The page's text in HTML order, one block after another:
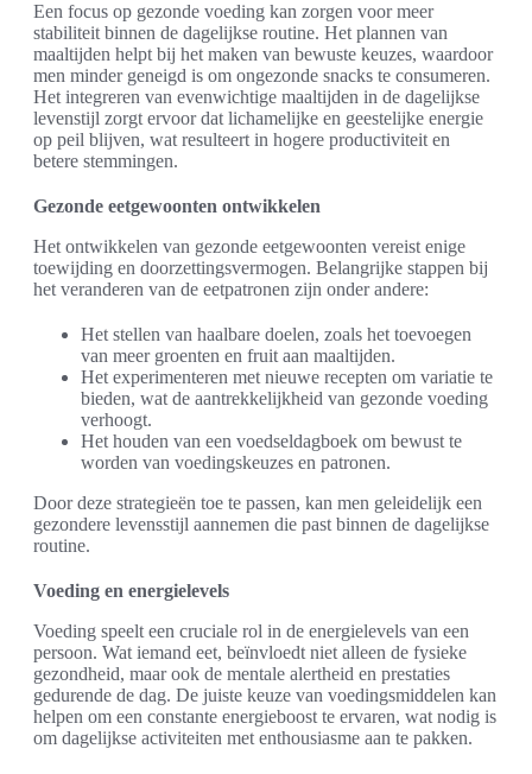
Een focus op gezonde voeding kan zorgen voor meer
stabiliteit binnen de dagelijkse routine. Het plannen van
maaltijden helpt bij het maken van bewuste keuzes, waardoor
men minder geneigd is om ongezonde snacks te consumeren.
Het integreren van evenwichtige maaltijden in de dagelijkse
levenstijl zorgt ervoor dat lichamelijke en geestelijke energie
op peil blijven, wat resulteert in hogere productiviteit en
betere stemmingen.
Gezonde eetgewoonten ontwikkelen
Het ontwikkelen van gezonde eetgewoonten vereist enige
toewijding en doorzettingsvermogen. Belangrijke stappen bij
het veranderen van de eetpatronen zijn onder andere:
Het stellen van haalbare doelen, zoals het toevoegen
van meer groenten en fruit aan maaltijden.
Het experimenteren met nieuwe recepten om variatie te
bieden, wat de aantrekkelijkheid van gezonde voeding
verhoogt.
Het houden van een voedseldagboek om bewust te
worden van voedingskeuzes en patronen.
Door deze strategieën toe te passen, kan men geleidelijk een
gezondere levensstijl aannemen die past binnen de dagelijkse
routine.
Voeding en energielevels
Voeding speelt een cruciale rol in de energielevels van een
persoon. Wat iemand eet, beïnvloedt niet alleen de fysieke
gezondheid, maar ook de mentale alertheid en prestaties
gedurende de dag. De juiste keuze van voedingsmiddelen kan
helpen om een constante energieboost te ervaren, wat nodig is
om dagelijkse activiteiten met enthousiasme aan te pakken.